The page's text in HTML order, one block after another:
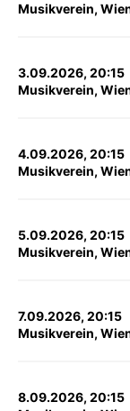
Musikverein,
3.09.2026, 20:15
Musikverein,
4.09.2026, 20:15
Musikverein,
5.09.2026, 20:15
Musikverein,
7.09.2026, 20:15
Musikverein,
8.09.2026, 20:15